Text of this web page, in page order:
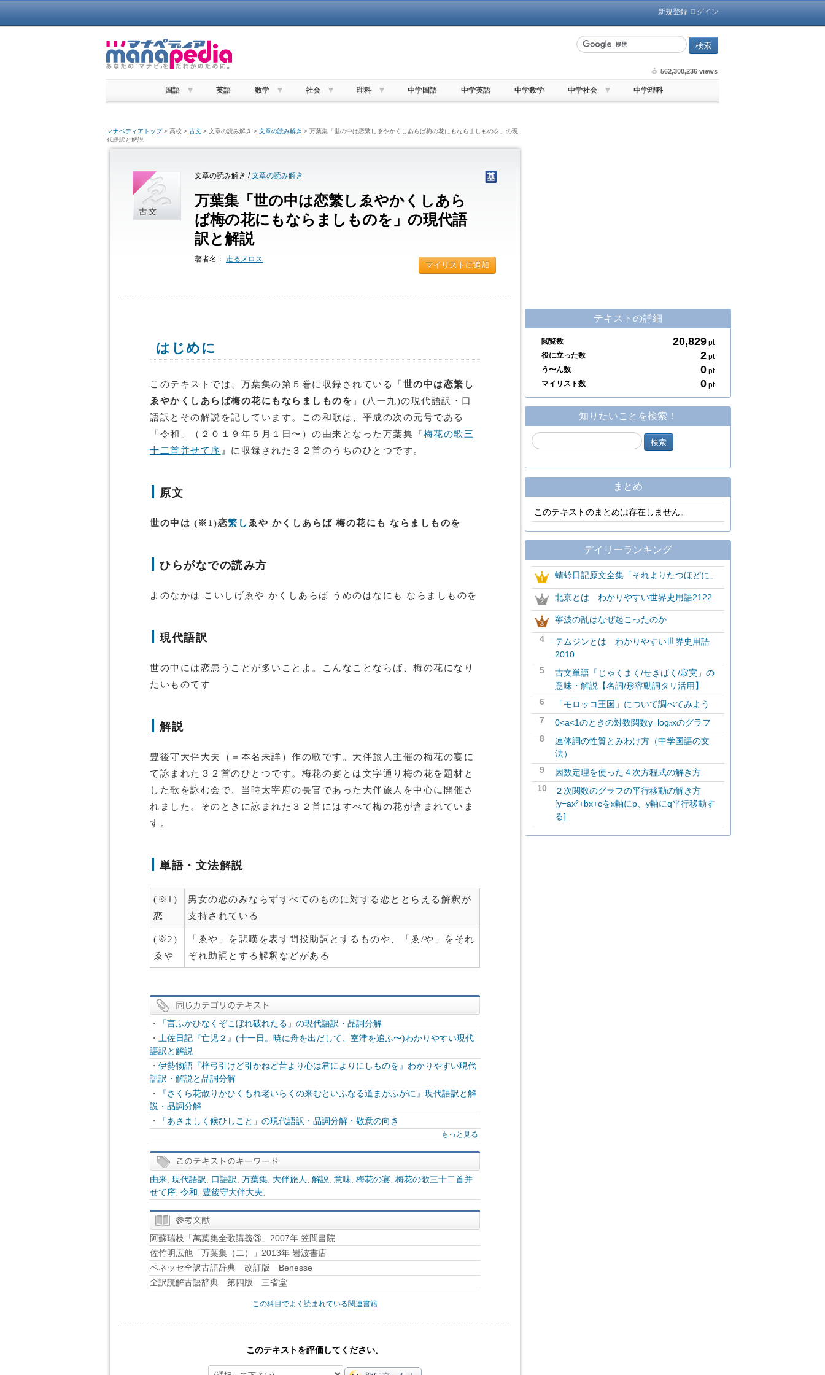
新規登録 ログイン
562,300,236 views
国語 英語 数学 社会 理科 中学国語 中学英語 中学数学 中学社会 中学理科
マナペディアトップ> 高校 > 古文 > 文章の読み解き > 文章の読み解き > 万葉集「世の中は恋繁しゑやかくしあらば梅の花にもならましものを」の現
代語訳と解説
文章の読み解き /文章の読み解き
万葉集「世の中は恋繁しゑやかくしあら
ば梅の花にもならましものを」の現代語
訳と解説
著者名： 走るメロス
マイリストに追加
はじめに
このテキストでは、万葉集の第５巻に収録されている「 世の中は恋繁し
ゑやかくしあらば梅の花にもならましものを 」(八一九)の現代語訳・口
語訳とその解説を記しています。この和歌は、平成の次の元号である
「令和」（２０１９年５月１日〜）の由来となった万葉集『梅花の歌三
十二首并せて序 』に収録された３２首のうちのひとつです。
原文
世の中は (※1)恋繁し ゑや かくしあらば 梅の花にも ならましものを
ひらがなでの読み方
よのなかは こいしげゑや かくしあらば うめのはなにも ならましものを
現代語訳
世の中には恋患うことが多いことよ。こんなことならば、梅の花になり
たいものです
解説
豊後守大伴大夫（＝本名未詳）作の歌です。大伴旅人主催の梅花の宴に
て詠まれた３２首のひとつです。梅花の宴とは文字通り梅の花を題材と
した歌を詠む会で、当時太宰府の長官であった大伴旅人を中心に開催さ
れました。そのときに詠まれた３２首にはすべて梅の花が含まれていま
す。
単語・文法解説
(※1)
恋
男女の恋のみならずすべてのものに対する恋ととらえる解釈が
支持されている
(※2)
ゑや
「ゑや」を悲嘆を表す間投助詞とするものや、「ゑ/や」をそれ
ぞれ助詞とする解釈などがある
・
「言ふかひなくぞこぼれ破れたる」の現代語訳・品詞分解
・ 土佐日記『亡児２』(十一日。暁に舟を出だして、室津を追ふ〜)わかりやすい現代
語訳と解説
・ 伊勢物語『梓弓引けど引かねど昔より心は君によりにしものを』わかりやすい現代
語訳・解説と品詞分解
・
『さくら花散りかひくもれ老いらくの来むといふなる道まがふがに』現代語訳と解
説・品詞分解
・
「あさましく候ひしこと」の現代語訳・品詞分解・敬意の向き
もっと見る
由来 現代語訳 口語訳 万葉集 大伴旅人 解説 意味 梅花の宴 梅花の歌三十二首并
せて序 令和 豊後守大伴大夫
阿蘇瑞枝「萬葉集全歌講義③」2007年 笠間書院
佐竹明広他「万葉集（二）」2013年 岩波書店
ベネッセ全訳古語辞典 改訂版 Benesse
全訳読解古語辞典 第四版 三省堂
この科目でよく読まれている関連書籍
このテキストを評価してください。
テキストの詳細
閲覧数 20,829 pt
役に立った数
2 pt
う〜ん数
0 pt
マイリスト数
0 pt
知りたいことを検索！
まとめ
このテキストのまとめは存在しません。
デイリーランキング
蜻蛉日記原文全集「それよりたつほどに」
北京とは わかりやすい世界史用語2122
寧波の乱はなぜ起こったのか
4
テムジンとは わかりやすい世界史用語
2010
5
古文単語「じゃくまく/せきばく/寂寞」の
意味・解説【名詞/形容動詞タリ活用】
6
「モロッコ王国」について調べてみよう
7
0<a<1のときの対数関数y=logₐxのグラフ
8
連体詞の性質とみわけ方（中学国語の文
法）
9
因数定理を使った４次方程式の解き方
10
２次関数のグラフの平行移動の解き方
[y=ax²+bx+cをx軸にp、y軸にq平行移動す
る]